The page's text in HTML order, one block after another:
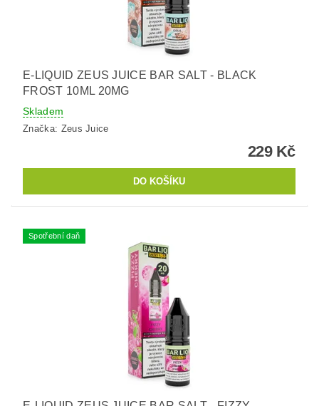
E-LIQUID ZEUS JUICE BAR SALT - BLACK
FROST 10ML 20MG
Skladem
Značka: Zeus Juice
229 Kč
Spotřební daň